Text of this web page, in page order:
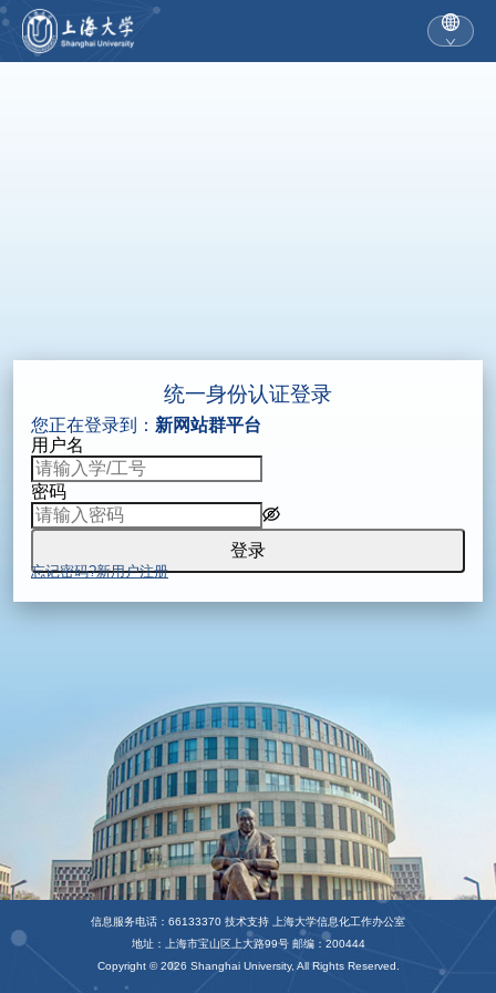
统一身份认证登录
您正在登录到： 新网站群平台
用户名
密码
登录
忘记密码?新用户注册
信息服务电话：66133370 技术支持 上海大学信息化工作办公室
地址：上海市宝山区上大路99号 邮编：200444
Copyright © 2026 Shanghai University, All Rights Reserved.